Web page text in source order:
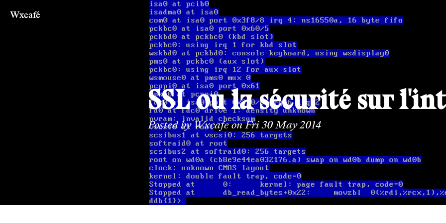
Wxcafé
SSL ou la sécurité sur
Posted byWxcafeon Fri 30 May 2014